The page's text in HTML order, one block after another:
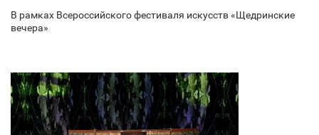
В рамках Всероссийского фестиваля искусств «Щедринские
вечера»